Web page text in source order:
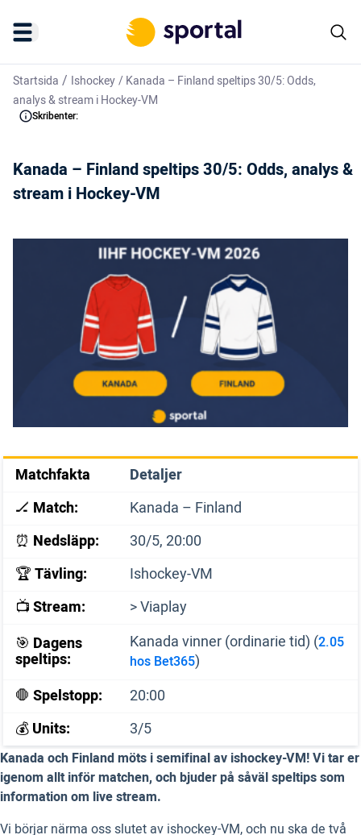
Startsida / Ishockey/Kanada – Finland speltips 30/5: Odds,
analys & stream i Hockey-VM
Skribenter:
Kanada – Finland speltips 30/5: Odds, analys &
stream i Hockey-VM
Matchfakta
Detaljer
🏒 Match:
Kanada – Finland
⏰ Nedsläpp:
30/5, 20:00
🏆Tävling:
Ishockey-VM
📺Stream:
> Viaplay
🎯 Dagens
speltips:
Kanada vinner (ordinarie tid) (2.05
hos Bet365)
🛑 Spelstopp:
20:00
💰Units: 3/5
Kanada och Finland möts i semifinal av ishockey-VM! Vi tar er
igenom allt inför matchen, och bjuder på såväl speltips som
information om live stream.
Vi börjar närma oss slutet av ishockey-VM, och nu ska de två